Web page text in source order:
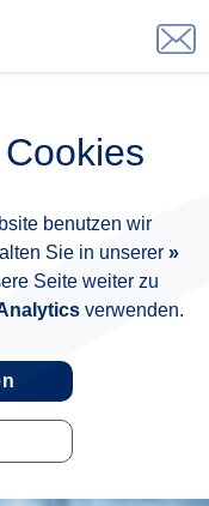
benutzen wir
Sie in unserer
Seite weiter zu
verwenden.